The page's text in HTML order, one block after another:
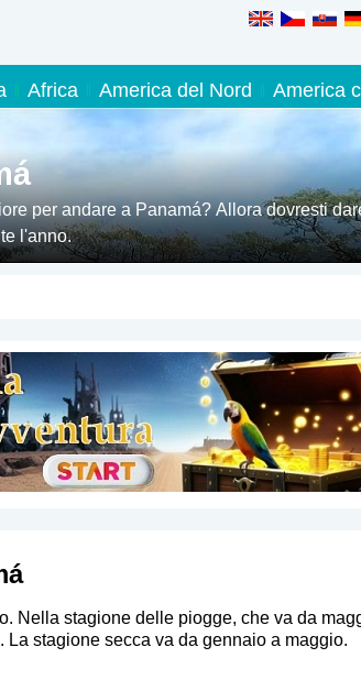
Africa America del Nord America
per andare a Panamá? Allora dovresti
l'anno.
Nella stagione delle piogge, che va da
stagione secca va da gennaio a maggio.